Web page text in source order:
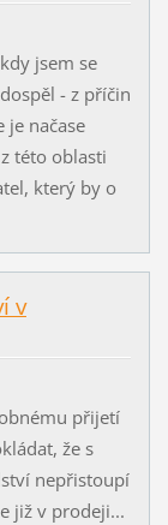
jsem se
- z příčin
je načase
této oblasti
který by o
v
přijetí
že s
nepřistoupí
již v prodeji...